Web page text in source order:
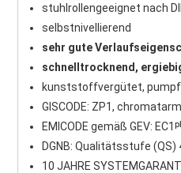
stuhlrollengeeignet nach
selbstnivellierend
sehr gute
schnelltrocknend,
kunststoffvergütet,
GISCODE: ZP1, chromatarm
EMICODE gemäß GEV:
DGNB: Qualitätsstufe (QS)
10 JAHRE